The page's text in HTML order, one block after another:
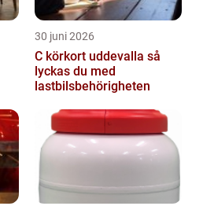
30 juni 2026
C körkort uddevalla så
lyckas du med
lastbilsbehörigheten